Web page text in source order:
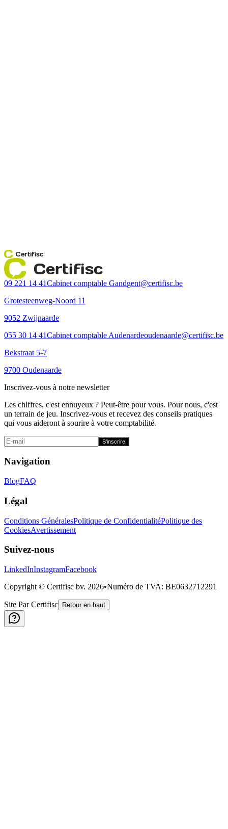
Certifisc
Certifisc
09 221 14 41Cabinet comptable Gandgent@certifisc.be
Grotesteenweg-Noord 11
9052 Zwijnaarde
055 30 14 41Cabinet comptable Audenardeoudenaarde@certifisc.be
Bekstraat 5-7
9700 Oudenaarde
Inscrivez-vous à notre newsletter
Les chiffres, c'est ennuyeux ? Peut-être pour vous. Pour nous, c'est
un terrain de jeu. Inscrivez-vous et recevez des conseils pratiques
qui vous aideront à sourire à votre comptabilité.
S'inscrire
Navigation
BlogFAQ
Légal
Conditions GénéralesPolitique de ConfidentialitéPolitique des
CookiesAvertissement
Suivez-nous
LinkedInInstagramFacebook
Copyright © Certifisc bv. 2026•Numéro de TVA: BE0632712291
Site Par Certifisc Retour en haut